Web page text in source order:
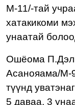
М-11/-тай
хатакикоми
унаатай
Ошёома
Асанояама/М-
түүнд
5 даваа, 3